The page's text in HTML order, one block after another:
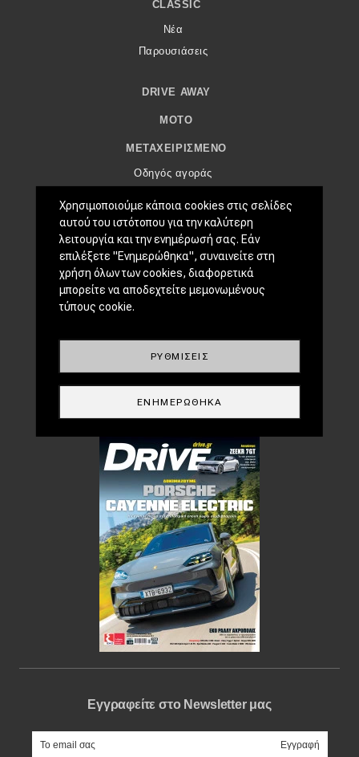
CLASSIC
Νέα
Παρουσιάσεις
DRIVE AWAY
MOTO
ΜΕΤΑΧΕΙΡΙΣΜΈΝΟ
Οδηγός αγοράς
ΧΡΗΣΤΙΚΆ
Συμβουλές
ΚΤΕΟ
DRIVE USED
Περιοδικό
Εγγραφείτε στο Newsletter μας
e-mail
Χρησιμοποιούμε κάποια cookies στις σελίδες
αυτού του ιστότοπου για την καλύτερη
λειτουργία και την ενημέρωσή σας. Εάν
επιλέξετε "Ενημερώθηκα", συναινείτε στη
χρήση όλων των cookies, διαφορετικά
μπορείτε να αποδεχτείτε μεμονωμένους
τύπους cookie.
ΡΥΘΜΊΣΕΙΣ
ΕΝΗΜΕΡΏΘΗΚΑ